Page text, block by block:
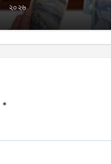
২০২৬
*